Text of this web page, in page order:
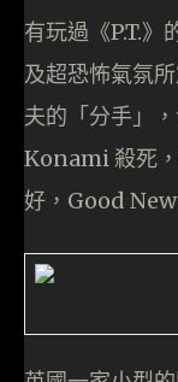
有玩過《P.T.》
及超恐怖氣氛
夫的「分手」
Konami 殺死
好，Good